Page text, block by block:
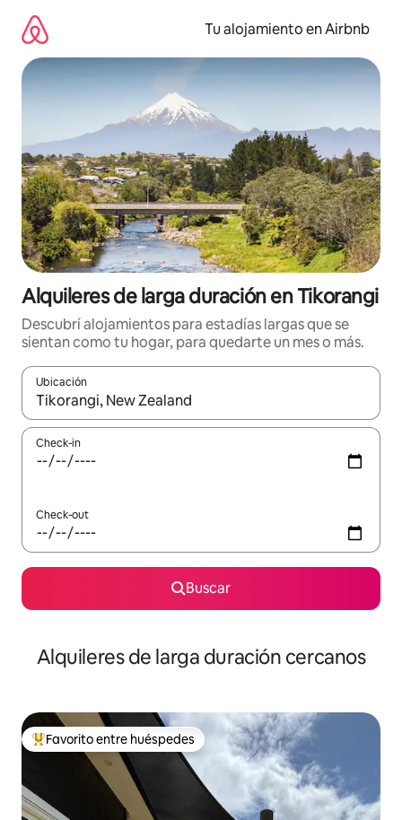
contenido
Tu alojamiento en Airbnb
Alquileres de larga duración en Tikorangi
Descubrí alojamientos para estadías largas que se
sientan como tu hogar, para quedarte un mes o más.
Ubicación
Cuando los resultados estén disponibles, navegá con las
Check-in
Check-out
Buscar
Alquileres de larga duración cercanos
Favorito entre los huéspedes más destacados
Favorito entre huéspedes